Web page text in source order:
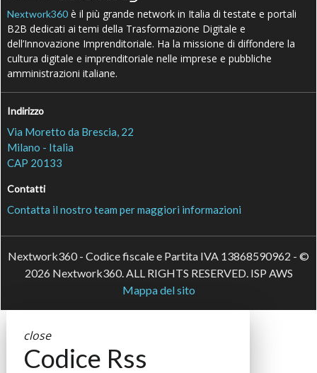
Nextwork360 è il più grande network in Italia di testate e portali
B2B dedicati ai temi della Trasformazione Digitale e
dell’Innovazione Imprenditoriale. Ha la missione di diffondere la
cultura digitale e imprenditoriale nelle imprese e pubbliche
amministrazioni italiane.
Indirizzo
Via Moretto da Brescia, 22
Milano - Italia
CAP 20133
Contatti
Contatta il nostro team per maggiori informazioni
Nextwork360 - Codice fiscale e Partita IVA 13868590962 - ©
2026 Nextwork360. ALL RIGHTS RESERVED. ISP AWS
Mappa del sito
close
Codice Rss